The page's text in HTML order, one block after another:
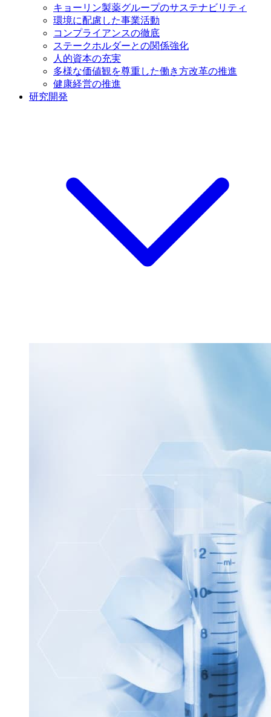
キョーリン製薬グループのサステナビリティ
環境に配慮した事業活動
コンプライアンスの徹底
ステークホルダーとの関係強化
人的資本の充実
多様な価値観を尊重した働き方改革の推進
健康経営の推進
研究開発